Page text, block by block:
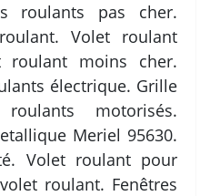
roulants pas cher.
Volet roulant
roulant moins cher.
électrique. Grille
motorisés.
Meriel 95630.
Volet roulant pour
roulant. Fenêtres